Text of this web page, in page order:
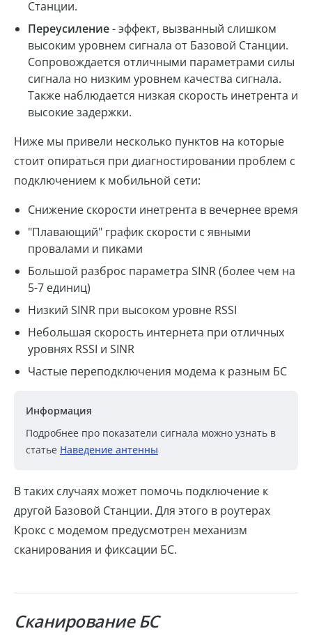
Станции.
Переусиление- эффект, вызванный слишком
высоким уровнем сигнала от Базовой Станции.
Сопровождается отличными параметрами силы
сигнала но низким уровнем качества сигнала.
Также наблюдается низкая скорость инетрента и
высокие задержки.
Ниже мы привели несколько пунктов на которые
стоит опираться при диагностировании проблем с
подключением к мобильной сети:
Снижение скорости инетрента в вечернее время
"Плавающий" график скорости с явными
провалами и пиками
Большой разброс параметра SINR (более чем на
5-7 единиц)
Низкий SINR при высоком уровне RSSI
Небольшая скорость интернета при отличных
уровнях RSSI и SINR
Частые переподключения модема к разным БС
Информация
Подробнее про показатели сигнала можно узнать в
статье Наведение антенны
В таких случаях может помочь подключение к
другой Базовой Станции. Для этого в роутерах
Крокс с модемом предусмотрен механизм
сканирования и фиксации БС.
Сканирование БС